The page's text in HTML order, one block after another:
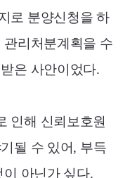
로 분양신청을 하
리처분계획을 수
은 사안이었다.
인해 신뢰보호원
될 수 있어, 부득
이 아닌가 싶다.